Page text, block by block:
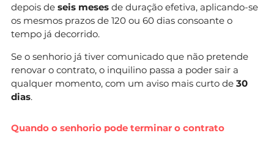
depois de seis meses de duração efetiva, aplicando-se
os mesmos prazos de 120 ou 60 dias consoante o
tempo já decorrido.
Se o senhorio já tiver comunicado que não pretende
renovar o contrato, o inquilino passa a poder sair a
qualquer momento, com um aviso mais curto de 30
dias.
Quando o senhorio pode terminar o contrato